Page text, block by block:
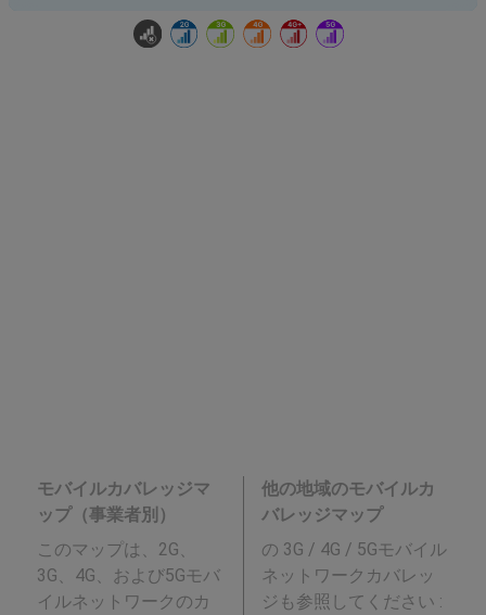
モバイルカバレッジマ
ップ（事業者別）
このマップは、2G、
3G、4G、および5Gモバ
イルネットワークのカ
他の地域のモバイルカ
バレッジマップ
の 3G / 4G / 5Gモバイル
ネットワークカバレッ
ジも参照してください :